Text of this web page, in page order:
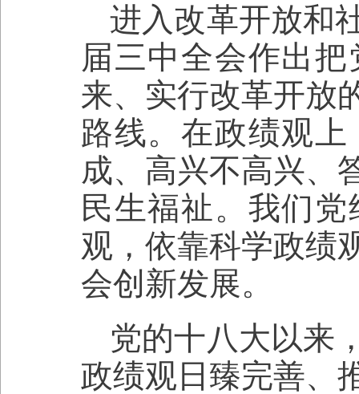
进入改革开放和
届三中全会作出
来、实行改革开放
路线。在政绩观
成、高兴不高兴、
民生福祉。我们
观，依靠科学政绩
会创新发展。
党的十八大以来
政绩观日臻完善、